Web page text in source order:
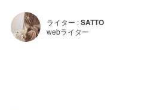
ライター :SATTO
webライター